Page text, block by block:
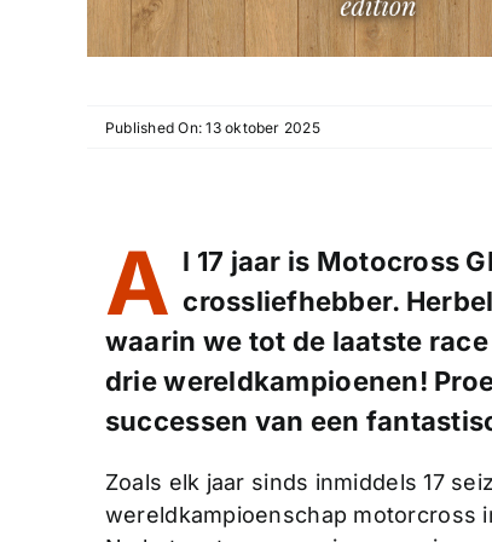
Published On: 13 oktober 2025
A l 17 jaar is Motocross
crossliefhebber.
waarin we tot de laatste
drie wereldkampioenen!
successen van een
Zoals elk jaar sinds inmiddels 17
wereldkampioenschap motorcross